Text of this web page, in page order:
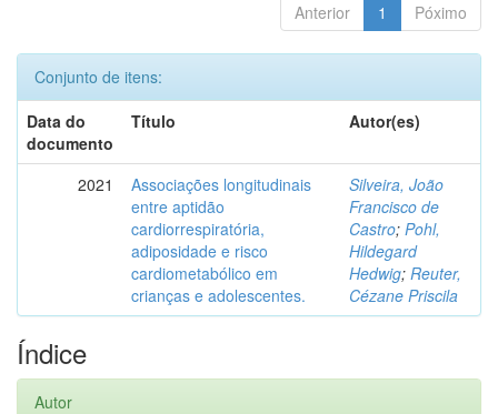
Anterior 1 Póximo
Conjunto de itens:
Data do
documento
Título Autor(es)
2021
Associações longitudinais
entre aptidão
cardiorrespiratória,
adiposidade e risco
cardiometabólico em
crianças e adolescentes.
Silveira, João
Francisco de
Castro; Pohl,
Hildegard
Hedwig; Reuter,
Cézane Priscila
Índice
Autor